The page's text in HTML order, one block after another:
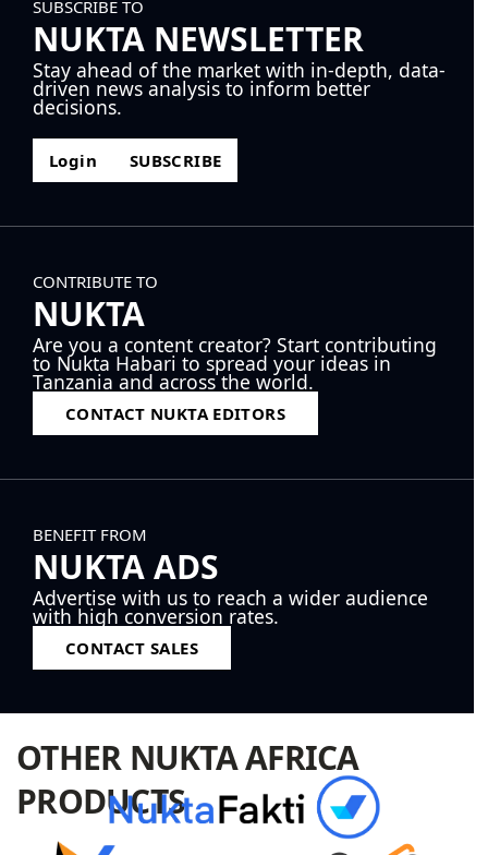
SUBSCRIBE TO
NUKTA NEWSLETTER
Stay ahead of the market with in-depth, data-
driven news analysis to inform better
decisions.
Login SUBSCRIBE
CONTRIBUTE TO
NUKTA
Are you a content creator? Start contributing
to Nukta Habari to spread your ideas in
Tanzania and across the world.
CONTACT NUKTA EDITORS
BENEFIT FROM
NUKTA ADS
Advertise with us to reach a wider audience
with high conversion rates.
CONTACT SALES
OTHER NUKTA AFRICA
PRODUCTS